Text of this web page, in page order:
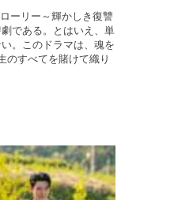
ーリー～輝かしき復讐
である。とはいえ、単
。このドラマは、魂を
のすべてを賭けて織り